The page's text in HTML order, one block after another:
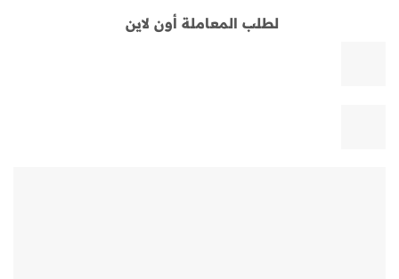
لطلب المعاملة أون لاين